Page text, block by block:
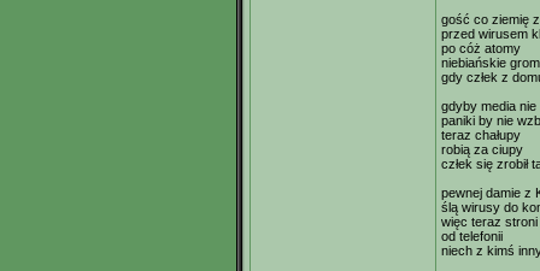
gość co ziemię
przed wirusem
po cóż atomy
niebiańskie
gdy człek z
gdyby media nie
paniki by nie
teraz chałupy
robią za ciupy
człek się zrobił
pewnej damie z
ślą wirusy do
więc teraz stroni
od telefonii
niech z kimś